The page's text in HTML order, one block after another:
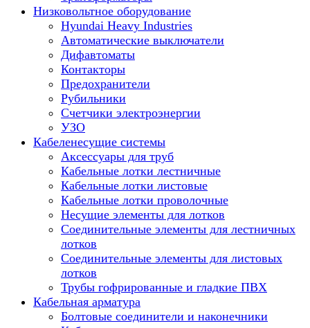
Низковольтное оборудование
Hyundai Heavy Industries
Автоматические выключатели
Дифавтоматы
Контакторы
Предохранители
Рубильники
Счетчики электроэнергии
УЗО
Кабеленесущие системы
Аксессуары для труб
Кабельные лотки лестничные
Кабельные лотки листовые
Кабельные лотки проволочные
Несущие элементы для лотков
Соединительные элементы для лестничных
лотков
Соединительные элементы для листовых
лотков
Трубы гофрированные и гладкие ПВХ
Кабельная арматура
Болтовые соединители и наконечники